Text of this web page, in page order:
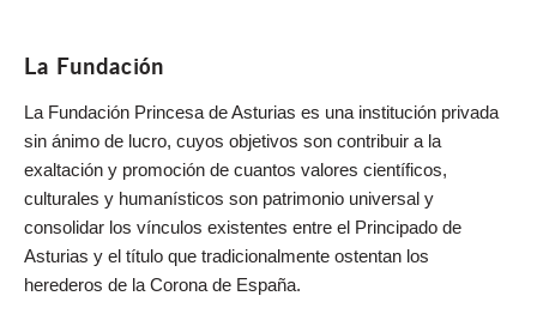
La Fundación
La Fundación Princesa de Asturias es una institución privada
sin ánimo de lucro, cuyos objetivos son contribuir a la
exaltación y promoción de cuantos valores científicos,
culturales y humanísticos son patrimonio universal y
consolidar los vínculos existentes entre el Principado de
Asturias y el título que tradicionalmente ostentan los
herederos de la Corona de España.